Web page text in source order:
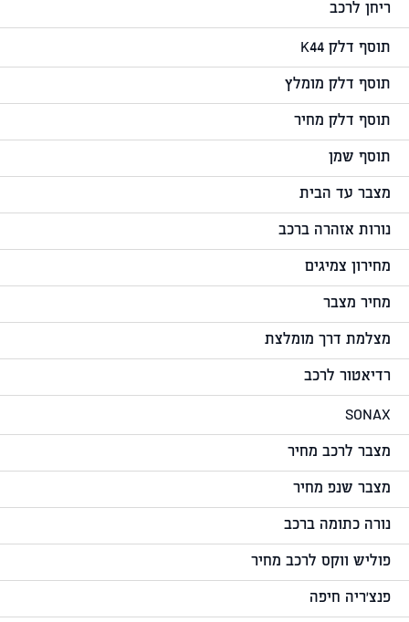
ריחן לרכב
תוסף דלק K44
תוסף דלק מומלץ
תוסף דלק מחיר
תוסף שמן
מצבר עד הבית
נורות אזהרה ברכב
מחירון צמיגים
מחיר מצבר
מצלמת דרך מומלצת
רדיאטור לרכב
SONAX
מצבר לרכב מחיר
מצבר שנפ מחיר
נורה כתומה ברכב
פוליש ווקס לרכב מחיר
פנצ'ריה חיפה